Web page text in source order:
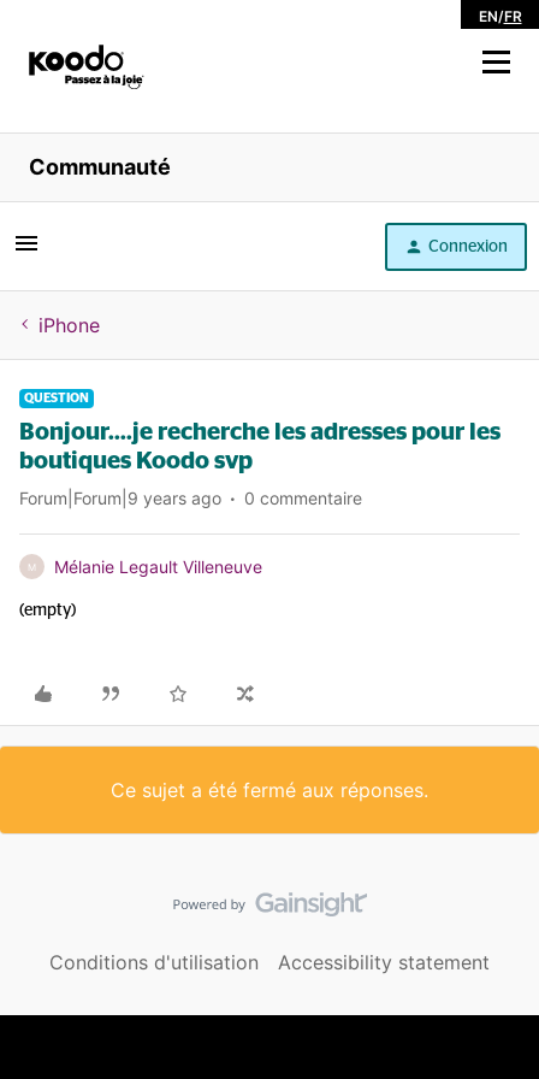
EN/FR
Magasiner
Libre service
Aide
Communauté
Connexion
iPhone
QUESTION
Bonjour....je recherche les adresses pour les
boutiques Koodo svp
Forum|Forum|9 years ago 0 commentaire
M Mélanie Legault Villeneuve
(empty)
Ce sujet a été fermé aux réponses.
Conditions d'utilisation Accessibility statement